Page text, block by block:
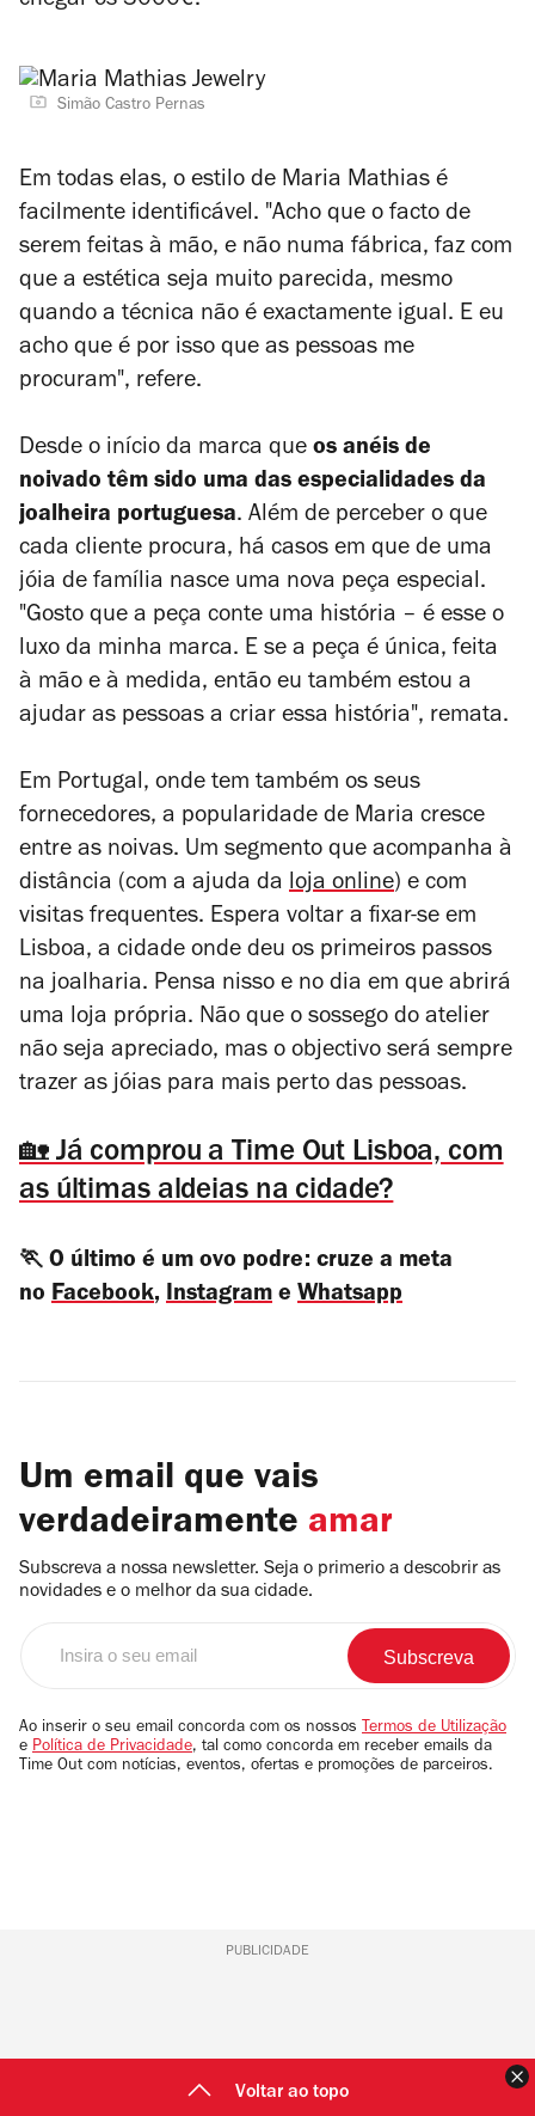
Simão Castro Pernas
Em todas elas, o estilo de Maria Mathias é
facilmente identificável. "Acho que o facto de
serem feitas à mão, e não numa fábrica, faz com
que a estética seja muito parecida, mesmo
quando a técnica não é exactamente igual. E eu
acho que é por isso que as pessoas me
procuram", refere.
Desde o início da marca que os anéis de
noivado têm sido uma das especialidades da
joalheira portuguesa. Além de perceber o que
cada cliente procura, há casos em que de uma
jóia de família nasce uma nova peça especial.
"Gosto que a peça conte uma história – é esse o
luxo da minha marca. E se a peça é única, feita
à mão e à medida, então eu também estou a
ajudar as pessoas a criar essa história", remata.
Em Portugal, onde tem também os seus
fornecedores, a popularidade de Maria cresce
entre as noivas. Um segmento que acompanha à
distância (com a ajuda da loja online) e com
visitas frequentes. Espera voltar a fixar-se em
Lisboa, a cidade onde deu os primeiros passos
na joalharia. Pensa nisso e no dia em que abrirá
uma loja própria. Não que o sossego do atelier
não seja apreciado, mas o objectivo será sempre
trazer as jóias para mais perto das pessoas.
🏡 Já comprou a Time Out Lisboa, com
as últimas aldeias na cidade?
🏃 O último é um ovo podre: cruze a meta
no Facebook, Instagram e Whatsapp
Um email que vais
verdadeiramente amar
Subscreva a nossa newsletter. Seja o primerio a descobrir as
novidades e o melhor da sua cidade.
email
Ao inserir o seu email concorda com os nossos Termos de Utilização
e Política de Privacidade, tal como concorda em receber emails da
Time Out com notícias, eventos, ofertas e promoções de parceiros.
PUBLICIDADE
Voltar ao topo